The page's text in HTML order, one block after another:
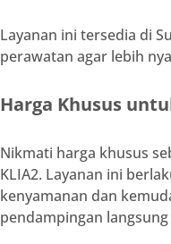
Layanan ini tersedia di
perawatan agar lebih
Harga Khusus
Nikmati harga khusus
KLIA2. Layanan ini
kenyamanan dan
pendampingan